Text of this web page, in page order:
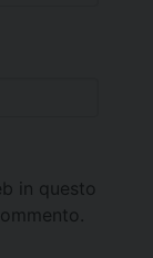
in questo